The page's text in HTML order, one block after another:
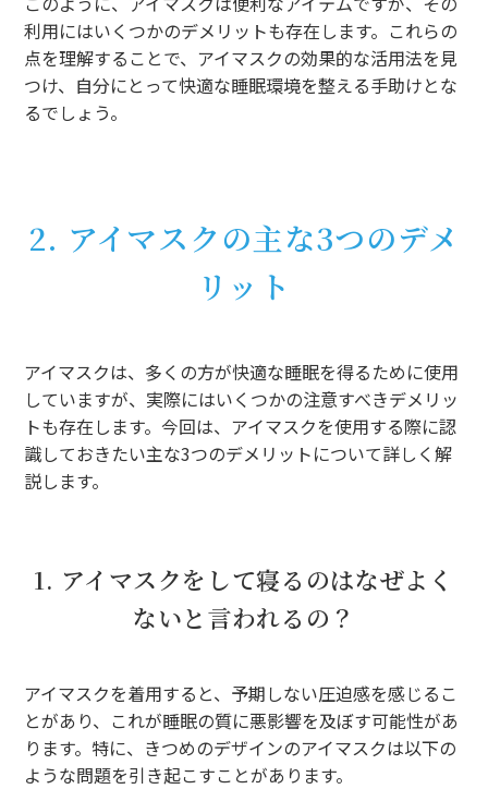
利用にはいくつかのデメリットも存在します。これらの
点を理解することで、アイマスクの効果的な活用法を見
つけ、自分にとって快適な睡眠環境を整える手助けとな
るでしょう。
2. アイマスクの主な3つのデメ
リット
アイマスクは、多くの方が快適な睡眠を得るために使用
していますが、実際にはいくつかの注意すべきデメリッ
トも存在します。今回は、アイマスクを使用する際に認
識しておきたい主な3つのデメリットについて詳しく解
説します。
1. アイマスクをして寝るのはなぜよく
ないと言われるの？
アイマスクを着用すると、予期しない圧迫感を感じるこ
とがあり、これが睡眠の質に悪影響を及ぼす可能性があ
ります。特に、きつめのデザインのアイマスクは以下の
ような問題を引き起こすことがあります。